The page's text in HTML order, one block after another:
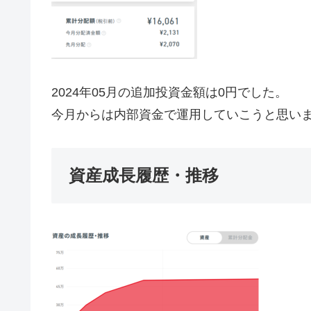
2024年05月の追加投資金額は0円でした。
今月からは内部資金で運用していこうと思い
資産成長履歴・推移